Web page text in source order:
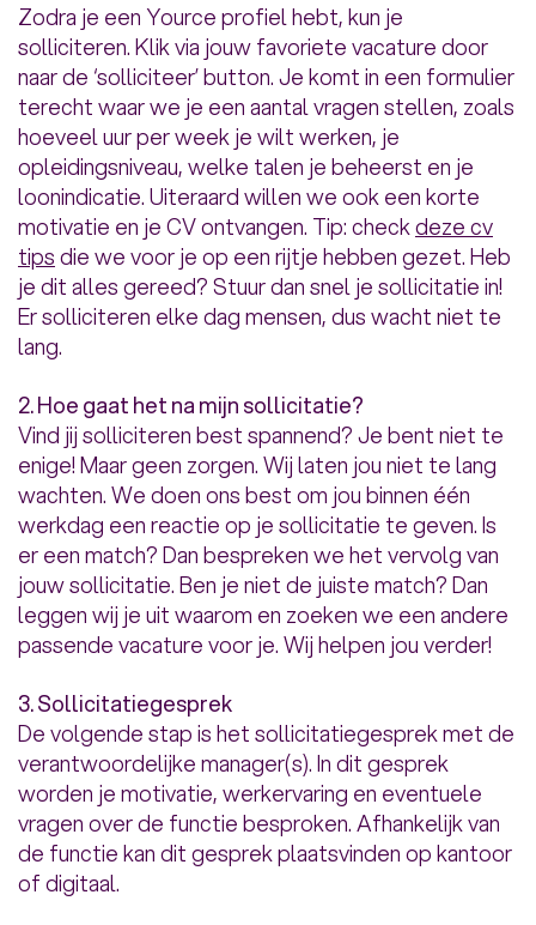
Zodra je een Yource profiel hebt, kun je
solliciteren. Klik via jouw favoriete vacature door
naar de ‘solliciteer’ button. Je komt in een formulier
terecht waar we je een aantal vragen stellen, zoals
hoeveel uur per week je wilt werken, je
opleidingsniveau, welke talen je beheerst en je
loonindicatie. Uiteraard willen we ook een korte
motivatie en je CV ontvangen. Tip: checkdeze cv
tipsdie we voor je op een rijtje hebben gezet. Heb
je dit alles gereed? Stuur dan snel je sollicitatie in!
Er solliciteren elke dag mensen, dus wacht niet te
lang.
2. Hoe gaat het na mijn sollicitatie?
Vind jij solliciteren best spannend? Je bent niet te
enige! Maar geen zorgen. Wij laten jou niet te lang
wachten. We doen ons best om jou binnen één
werkdag een reactie op je sollicitatie te geven. Is
er een match? Dan bespreken we het vervolg van
jouw sollicitatie. Ben je niet de juiste match? Dan
leggen wij je uit waarom en zoeken we een andere
passende vacature voor je. Wij helpen jou verder!
3. Sollicitatiegesprek
De volgende stap is het sollicitatiegesprek met de
verantwoordelijke manager(s). In dit gesprek
worden je motivatie, werkervaring en eventuele
vragen over de functie besproken. Afhankelijk van
de functie kan dit gesprek plaatsvinden op kantoor
of digitaal.